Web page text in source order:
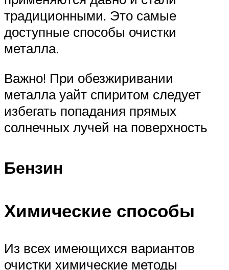
традиционными. Это самые
доступные способы очистки
металла.
Важно! При обезжиривании
металла уайт спиритом следует
избегать попадания прямых
солнечных лучей на поверхность
Бензин
Химические способы
Из всех имеющихся вариантов
очистки химические методы